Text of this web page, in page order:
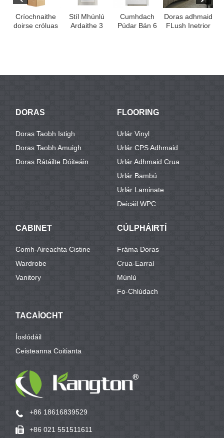
Críochnaithe
doirse cróluas
Stíl Mhúnlú
Ardaithe 3
Cumhdach
Púdar Bán 6
Doras adhmaid
FLush Inetrior
DORAS
Doras Taobh Istigh
Doras Taobh Amuigh
Doras Rátáilte Dóiteáin
FLOORING
Urlár Vinyl
Urlár CPS Adhmaid
Urlár Adhmaid Crua
Urlár Bambú
Urlár Laminate
Deicáil WPC
CABINET
Comh-Aireachta Cistine
Wardrobe
Vanitory
CÚLPHÁIRTÍ
Fráma Doras
Crua-Earraí
Múnlú
Fo-Chlúdach
TACAÍOCHT
Íoslódáil
Ceisteanna Coitianta
+86 18616839529
+86 021 551511611